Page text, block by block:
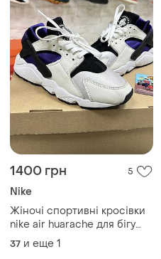
1400 грн 5
Nike
Жіночі спортивні кросівки
nike air huarache для бігу
тренувань залу бігові сітка
білі оригінал легкі мʼякі
37 и еще 1